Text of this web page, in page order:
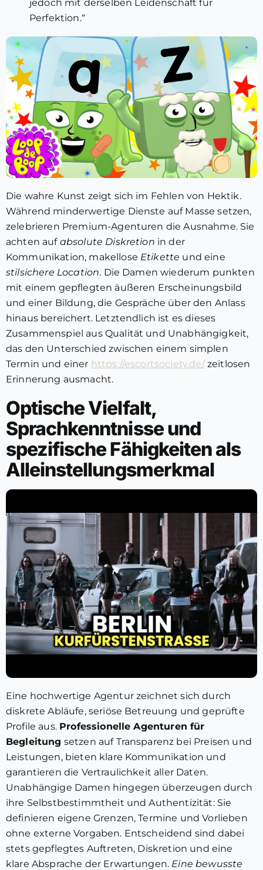
jedoch mit derselben Leidenschaft für
Perfektion.“
Die wahre Kunst zeigt sich im Fehlen von Hektik.
Während minderwertige Dienste auf Masse setzen,
zelebrieren Premium-Agenturen die Ausnahme. Sie
achten aufabsolute Diskretion in der
Kommunikation, makellose Etikette und eine
stilsichere Location. Die Damen wiederum punkten
mit einem gepflegten äußeren Erscheinungsbild
und einer Bildung, die Gespräche über den Anlass
hinaus bereichert. Letztendlich ist es dieses
Zusammenspiel aus Qualität und Unabhängigkeit,
das den Unterschied zwischen einem simplen
Termin und einer https://escortsociety.de/zeitlosen
Erinnerung ausmacht.
Optische Vielfalt,
Sprachkenntnisse und
spezifische Fähigkeiten als
Alleinstellungsmerkmal
Eine hochwertige Agentur zeichnet sich durch
diskrete Abläufe, seriöse Betreuung und geprüfte
Profile aus. Professionelle Agenturen für
Begleitung setzen auf Transparenz bei Preisen und
Leistungen, bieten klare Kommunikation und
garantieren die Vertraulichkeit aller Daten.
Unabhängige Damen hingegen überzeugen durch
ihre Selbstbestimmtheit und Authentizität: Sie
definieren eigene Grenzen, Termine und Vorlieben
ohne externe Vorgaben. Entscheidend sind dabei
stets gepflegtes Auftreten, Diskretion und eine
klare Absprache der Erwartungen. Eine bewusste